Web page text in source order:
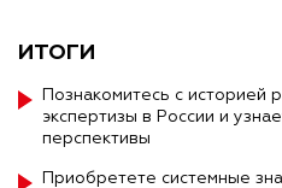
ИТОГИ
Познакомитесь с историей
экспертизы в России и
перспективы
Приобретете системные